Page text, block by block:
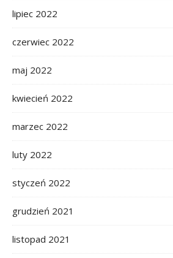
lipiec 2022
czerwiec 2022
maj 2022
kwiecień 2022
marzec 2022
luty 2022
styczeń 2022
grudzień 2021
listopad 2021